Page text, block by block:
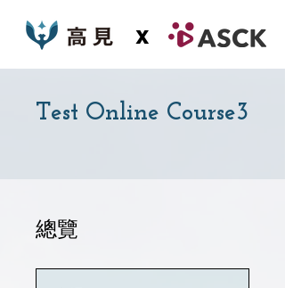
x
Test Online Course3
總覽